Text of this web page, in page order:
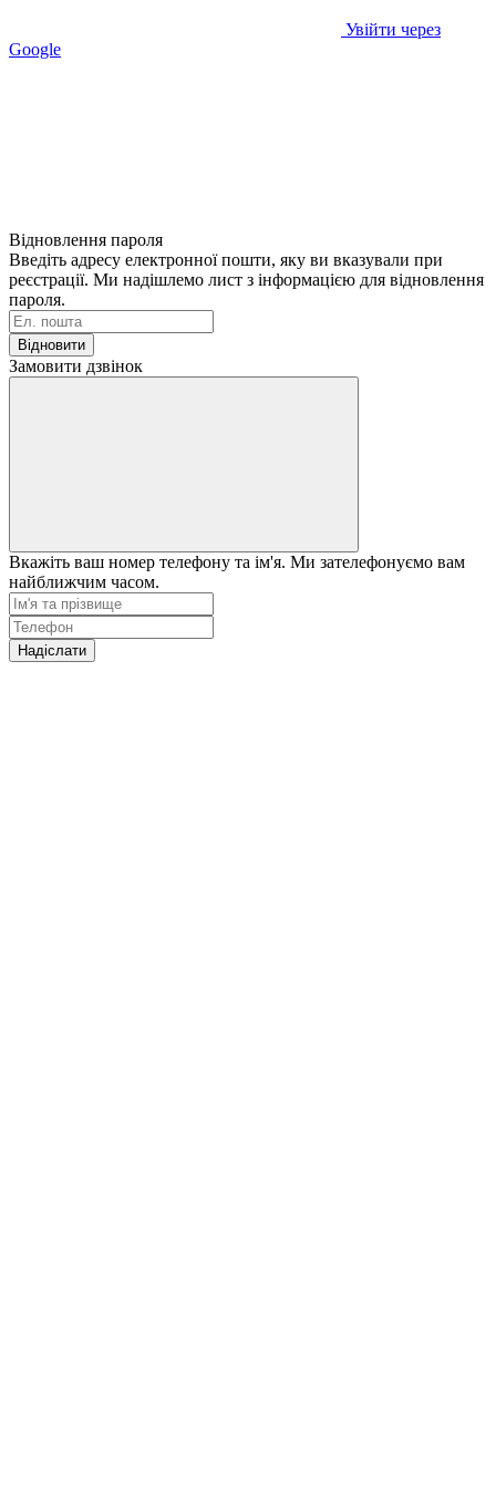
Увійти через
Google
Відновлення пароля
Введіть адресу електронної пошти, яку ви вказували при
реєстрації. Ми надішлемо лист з інформацією для відновлення
пароля.
Відновити
Замовити дзвінок
Вкажіть ваш номер телефону та ім'я. Ми зателефонуємо вам
найближчим часом.
Надіслати